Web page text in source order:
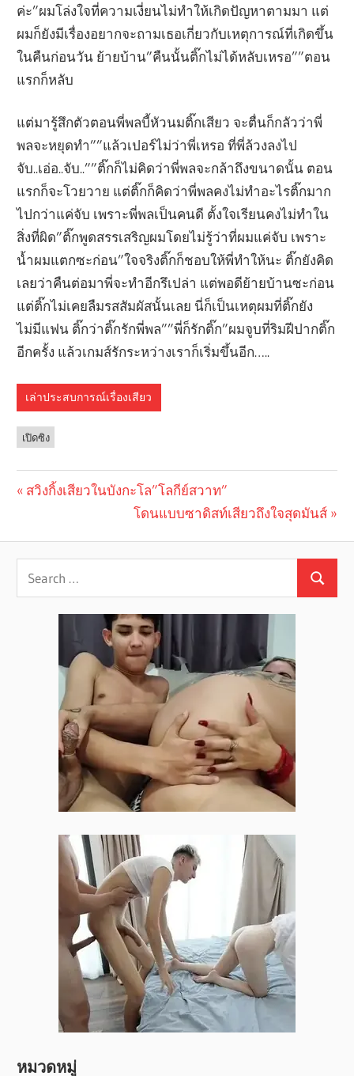
ค่ะ”ผมโล่งใจที่ความเงี่ยนไม่ทำให้เกิดปัญหาตามมา แต่
ผมก็ยังมีเรื่องอยากจะถามเธอเกี่ยวกับเหตุการณ์ที่เกิดขึ้น
ในคืนก่อนวัน ย้ายบ้าน”คืนนั้นติ๊กไม่ได้หลับเหรอ””ตอน
แรกก็หลับ
แต่มารู้สึกตัวตอนพี่พลบี้หัวนมติ๊กเสียว จะตื่นก็กลัวว่าพี่
พลจะหยุดทำ””แล้วเปอร์ไม่ว่าพี่เหรอ ที่พี่ล้วงลงไป
จับ..เอ่อ..จับ..””ติ๊กก็ไม่คิดว่าพี่พลจะกล้าถึงขนาดนั้น ตอน
แรกก็จะโวยวาย แต่ติ๊กก็คิดว่าพี่พลคงไม่ทำอะไรติ๊กมาก
ไปกว่าแค่จับ เพราะพี่พลเป็นคนดี ตั้งใจเรียนคงไม่ทำใน
สิ่งที่ผิด”ติ๊กพูดสรรเสริญผมโดยไม่รู้ว่าที่ผมแค่จับ เพราะ
น้ำผมแตกซะก่อน”ใจจริงติ๊กก็ชอบให้พี่ทำให้นะ ติ๊กยังคิด
เลยว่าคืนต่อมาพี่จะทำอีกรึเปล่า แต่พอดีย้ายบ้านซะก่อน
แต่ติ๊กไม่เคยลืมรสสัมผัสนั้นเลย นี่ก็เป็นเหตุผมที่ติ๊กยัง
ไม่มีแฟน ติ๊กว่าติ๊กรักพี่พล””พี่ก็รักติ๊ก”ผมจูบที่ริมฝีปากติ๊ก
อีกครั้ง แล้วเกมส์รักระหว่างเราก็เริ่มขึ้นอีก…..
เล่าประสบการณ์เรื่องเสียว
เปิดซิง
navigation
Previous
สวิงกิ้งเสียวในบังกะโล”โลกีย์สวาท”
Next
โดนแบบซาดิสท์เสียวถึงใจสุดมันส์
หมวดหมู่